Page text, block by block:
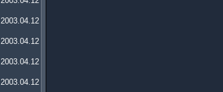
2003.04.12
2003.04.12
2003.04.12
2003.04.12